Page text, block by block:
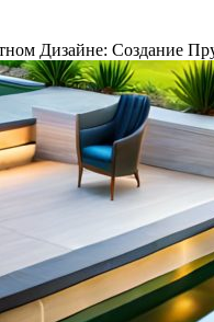
Дизайне: Создание